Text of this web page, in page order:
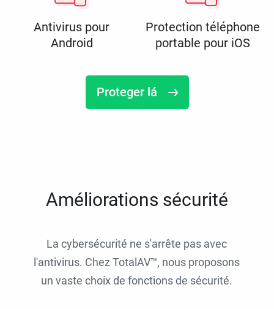
Antivirus pour
Android
Protection téléphone
portable pour iOS
Proteger lá
Améliorations sécurité
La cybersécurité ne s'arrête pas avec
l'antivirus. Chez TotalAV™, nous proposons
un vaste choix de fonctions de sécurité.